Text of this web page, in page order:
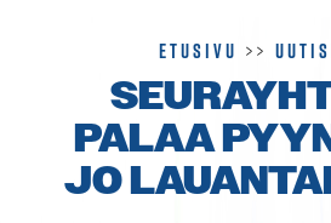
Etusivu >>
PALAA
JO